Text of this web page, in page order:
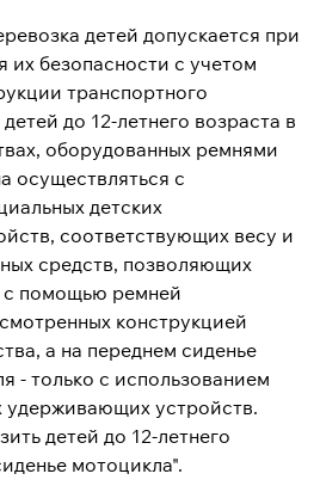
детей допускается при
их безопасности с учетом
транспортного
до 12-летнего возраста в
оборудованных ремнями
осуществляться с
детских
соответствующих весу и
средств, позволяющих
с помощью ремней
конструкцией
а на переднем сиденье
- только с использованием
удерживающих устройств.
детей до 12-летнего
мотоцикла".